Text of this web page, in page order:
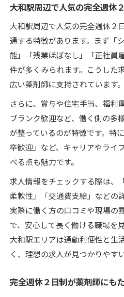
件
薬剤師転職で選ぶべ
探し方
完全週休２日制で叶
術
人の選択
土日休みや残業なし求人
完全週休２日制と土
土日休み希望者必見
選び方
現場で求められる完
ント
完全週休２日求人で叶
大和駅周辺で人気の完全週休
大和駅周辺で人気の完全週休２
通する特徴があります。まず「
能」「残業ほぼなし」「正社員
件が多くみられます。こうした
広い薬剤師に支持されています。
さらに、賞与や住宅手当、福利
ブランク歓迎など、働く側の多
が整っているのが特徴です。特
卒歓迎」など、キャリアやライ
べる点も魅力です。
求人情報をチェックする際は、
柔軟性」「交通費支給」などの
実際に働く方の口コミや現場の
で、安心して長く働ける職場を
大和駅エリアは通勤利便性と生
く、理想の求人が見つかりやす
完全週休２日制が薬剤師にも